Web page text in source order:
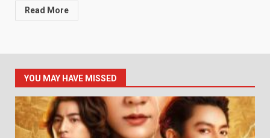
Read More
YOU MAY HAVE MISSED